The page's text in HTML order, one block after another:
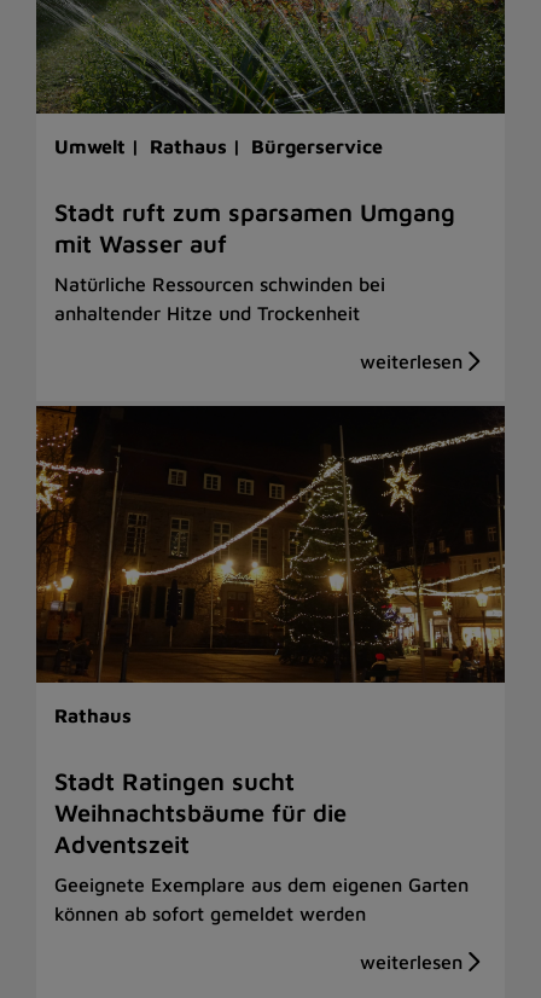
Umwelt | Rathaus | Bürgerservice
Stadt ruft zum sparsamen Umgang
mit Wasser auf
Natürliche Ressourcen schwinden bei
anhaltender Hitze und Trockenheit
Rathaus
Stadt Ratingen sucht
Weihnachtsbäume für die
Adventszeit
Geeignete Exemplare aus dem eigenen Garten
können ab sofort gemeldet werden